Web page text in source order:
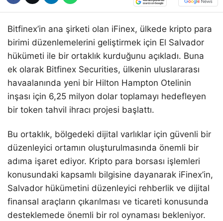
Bitfinex’in ana şirketi olan iFinex, ülkede kripto para
birimi düzenlemelerini geliştirmek için El Salvador
hükümeti ile bir ortaklık kurduğunu açıkladı. Buna
ek olarak Bitfinex Securities, ülkenin uluslararası
havaalanında yeni bir Hilton Hampton Otelinin
inşası için 6,25 milyon dolar toplamayı hedefleyen
bir token tahvil ihracı projesi başlattı.
Bu ortaklık, bölgedeki dijital varlıklar için güvenli bir
düzenleyici ortamın oluşturulmasında önemli bir
adıma işaret ediyor. Kripto para borsası işlemleri
konusundaki kapsamlı bilgisine dayanarak iFinex’in,
Salvador hükümetini düzenleyici rehberlik ve dijital
finansal araçların çıkarılması ve ticareti konusunda
desteklemede önemli bir rol oynaması bekleniyor.